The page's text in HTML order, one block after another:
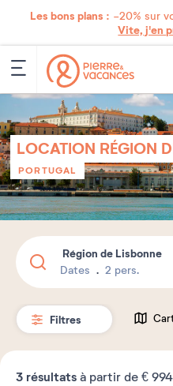
Les bons plans : -20% sur
Vite, j'en
LOCATION RÉGION
PORTUGAL
Région de Lisbonne
Dates 2 pers.
Filtres
3 résultats à partir de € 994